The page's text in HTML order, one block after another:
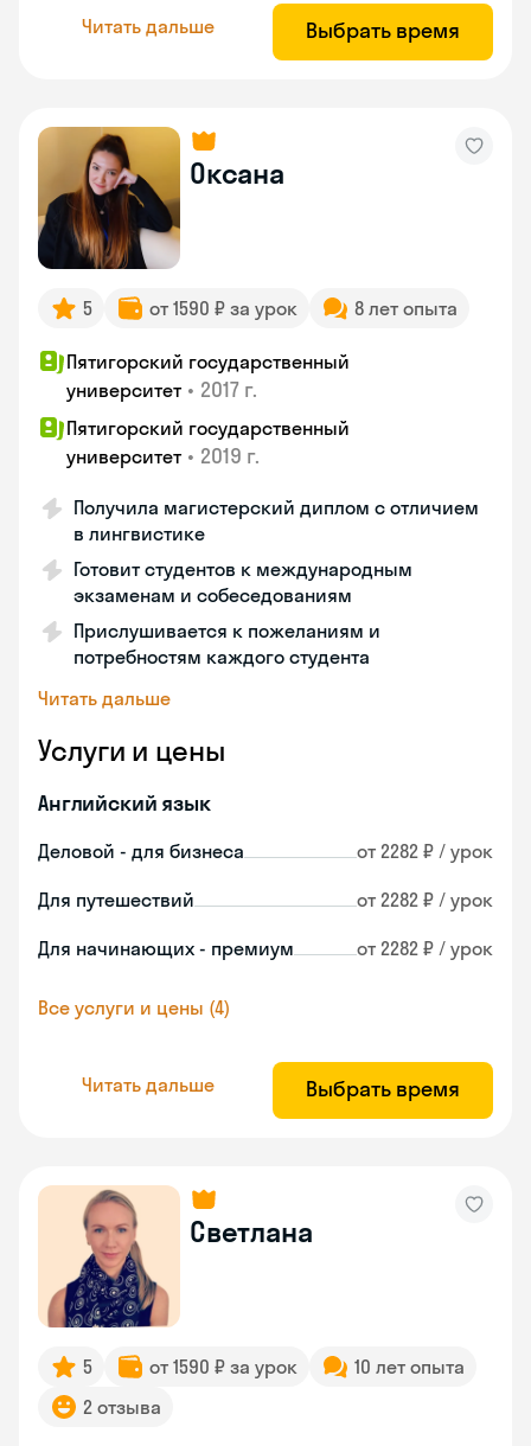
Читать дальше Выбрать время
Оксана
5 от 1590 ₽ за урок 8 лет опыта
Пятигорский государственный
университет • 2017 г.
Пятигорский государственный
университет • 2019 г.
Получила магистерский диплом с отличием
в лингвистике
Готовит студентов к международным
экзаменам и собеседованиям
Прислушивается к пожеланиям и
потребностям каждого студента
Читать дальше
Услуги и цены
Английский язык
Деловой - для бизнеса от 2282 ₽ / урок
Для путешествий от 2282 ₽ / урок
Для начинающих - премиум от 2282 ₽ / урок
Все услуги и цены (4)
Читать дальше Выбрать время
Светлана
5 от 1590 ₽ за урок
10 лет опыта
2 отзыва